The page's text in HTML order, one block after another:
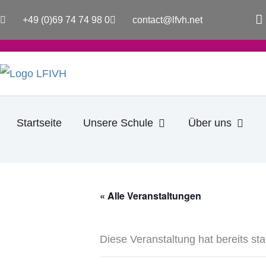
+49 (0)69 74 74 98 0 contact@lfvh.net
a
e
b
k
Startseite Unsere Schule Öffne Unsere Schule
Über uns
« Alle Veranstaltungen
Diese Veranstaltung hat bereits